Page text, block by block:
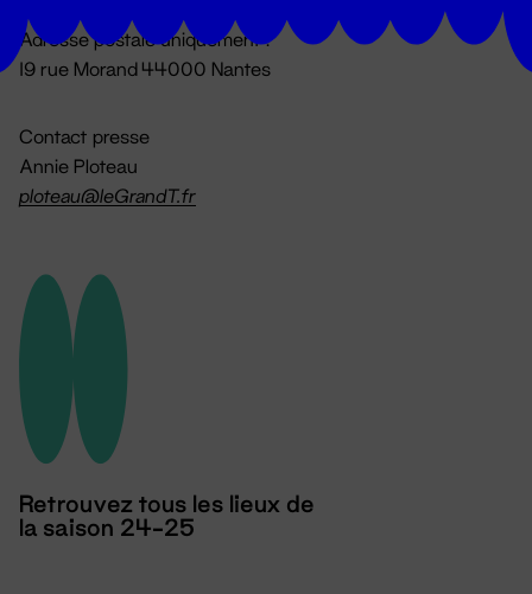
Adresse postale uniquement :
19 rue Morand 44000 Nantes
Contact presse
Annie Ploteau
ploteau@leGrandT.fr
Retrouvez tous les lieux de
la saison 24-25